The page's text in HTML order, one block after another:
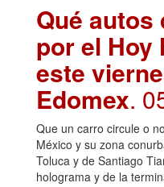
Qué autos
por el Hoy
este
Edomex.
Que un carro circule o
México y su zona
Toluca y de Santiago
holograma y de la